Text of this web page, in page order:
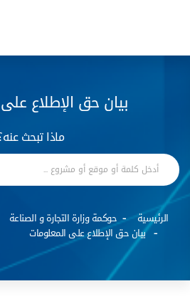
بيان حق الإطلاع
ماذا تبحث
الرئيسية
حوكمة وزارة التجارة و الصناعة
بيان حق الإطلاع على المعلومات